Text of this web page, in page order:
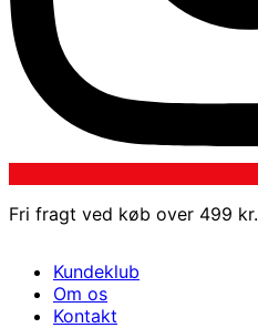
Fri fragt ved køb over 499 kr.
Kundeklub
Om os
Kontakt